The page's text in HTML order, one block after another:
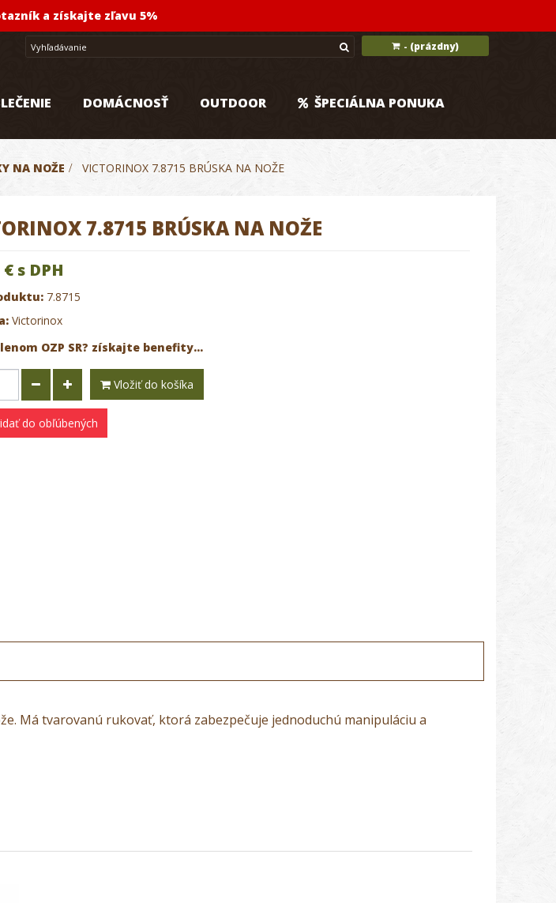
a získajte zľavu 5%
- (prázdny)
DOMÁCNOSŤ OUTDOOR ŠPECIÁLNA PONUKA
NA NOŽE > VICTORINOX 7.8715 BRÚSKA NA NOŽE
7.8715 BRÚSKA NA NOŽE
€s DPH
7.8715
Victorinox
OZP SR? získajte benefity...
Vložiť do košíka
do obľúbených
Má tvarovanú rukovať, ktorá zabezpečuje jednoduchú manipuláciu a